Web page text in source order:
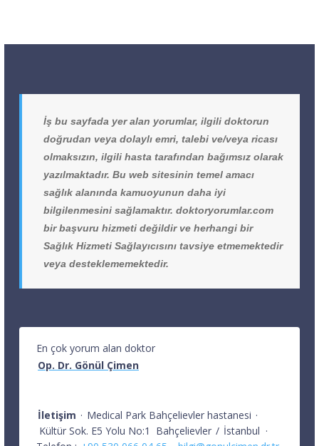
İş bu sayfada yer alan yorumlar, ilgili doktorun
doğrudan veya dolaylı emri, talebi ve/veya ricası
olmaksızın, ilgili hasta tarafından bağımsız olarak
yazılmaktadır. Bu web sitesinin temel amacı
sağlık alanında kamuoyunun daha iyi
bilgilenmesini sağlamaktır. doktoryorumlar.com
bir başvuru hizmeti değildir ve herhangi bir
Sağlık Hizmeti Sağlayıcısını tavsiye etmemektedir
veya desteklememektedir.
En çok yorum alan doktor
Op. Dr. Gönül Çimen
İletişim · Medical Park Bahçelievler hastanesi ·
Kültür Sok. E5 Yolu No:1
Bahçelievler / İstanbul ·